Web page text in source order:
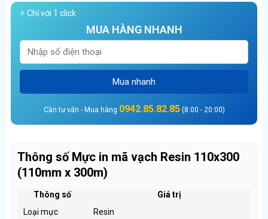
⚡ Chỉ với 1 click
MUA HÀNG NHANH
Mua nhanh
Cần tư vấn - Mua hàng 0942.85.82.85(8:00 - 20:00)
Thông số Mực in mã vạch Resin 110x300
(110mm x 300m)
Thông số
Giá trị
Loại mực
Resin